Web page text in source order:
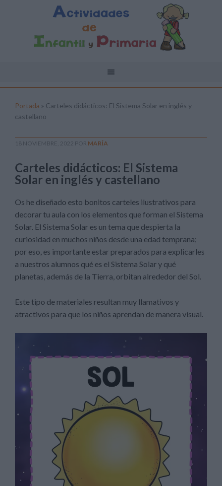
Portada » Carteles didácticos: El Sistema Solar en inglés y
castellano
18 NOVIEMBRE, 2022 POR MARÍA
Carteles didácticos: El Sistema
Solar en inglés y castellano
Os he diseñado esto bonitos carteles ilustrativos para
decorar tu aula con los elementos que forman el Sistema
Solar. El Sistema Solar es un tema que despierta la
curiosidad en muchos niños desde una edad temprana;
por eso, es importante estar preparados para explicarles
a nuestros alumnos qué es el Sistema Solar y qué
planetas, además de la Tierra, orbitan alrededor del Sol.
Este tipo de materiales resultan muy llamativos y
atractivos para que los niños aprendan de manera visual.